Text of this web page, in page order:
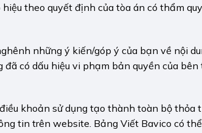
theo quyết định của tòa án có thẩm
những ý kiến/góp ý của bạn về nội
có dấu hiệu vi phạm bản quyền của bên
khoản sử dụng tạo thành toàn bộ thỏa
tin trên website. Bảng Viết Bavico có